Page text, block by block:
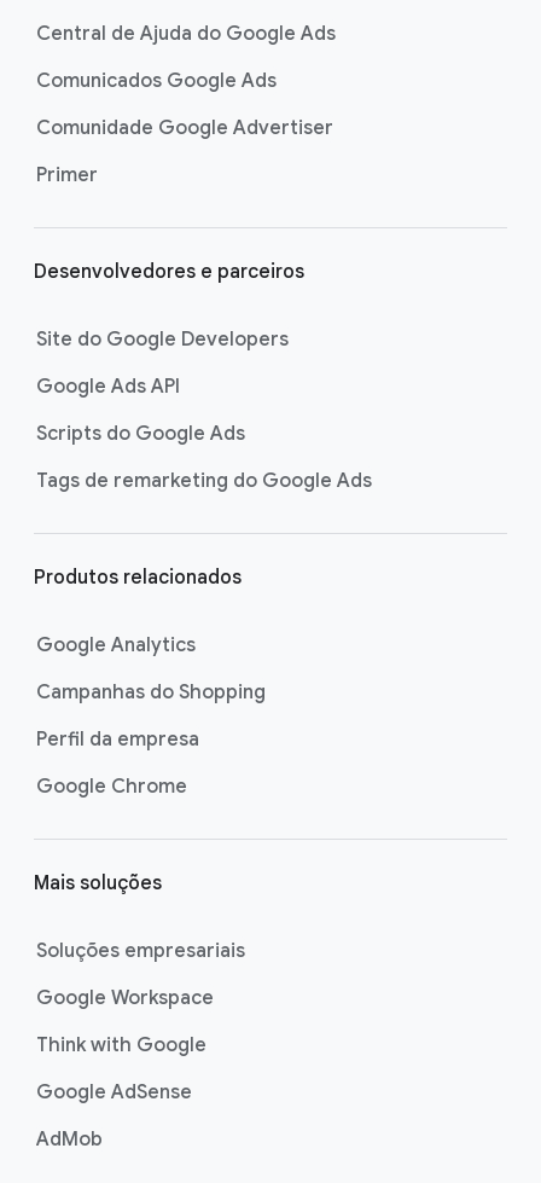
Central de Ajuda do Google Ads
Comunicados Google Ads
Comunidade Google Advertiser
Primer
Desenvolvedores e parceiros
Site do Google Developers
Google Ads API
Scripts do Google Ads
Tags de remarketing do Google Ads
Produtos relacionados
Google Analytics
Campanhas do Shopping
Perfil da empresa
Google Chrome
Mais soluções
Soluções empresariais
Google Workspace
Think with Google
Google AdSense
AdMob